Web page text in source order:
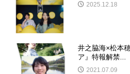
2025.12.18
井之脇海×松本
ア』特報解禁...
2021.07.09